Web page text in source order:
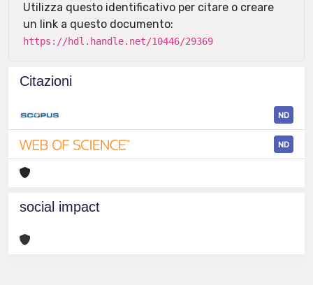
Utilizza questo identificativo per citare o creare
un link a questo documento:
https://hdl.handle.net/10446/29369
Citazioni
ND
ND
social impact